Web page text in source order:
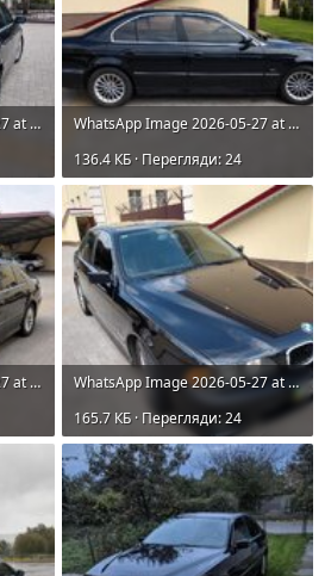
WhatsApp Image 2026-05-27 at 16.40.39.jpeg
WhatsApp Image 2026-05-27 at 16.40.39 (1).jpeg
136.4 КБ · Перегляди: 24
WhatsApp Image 2026-05-27 at 16.40.40.jpeg
WhatsApp Image 2026-05-27 at 16.40.40 (1).jpeg
165.7 КБ · Перегляди: 24